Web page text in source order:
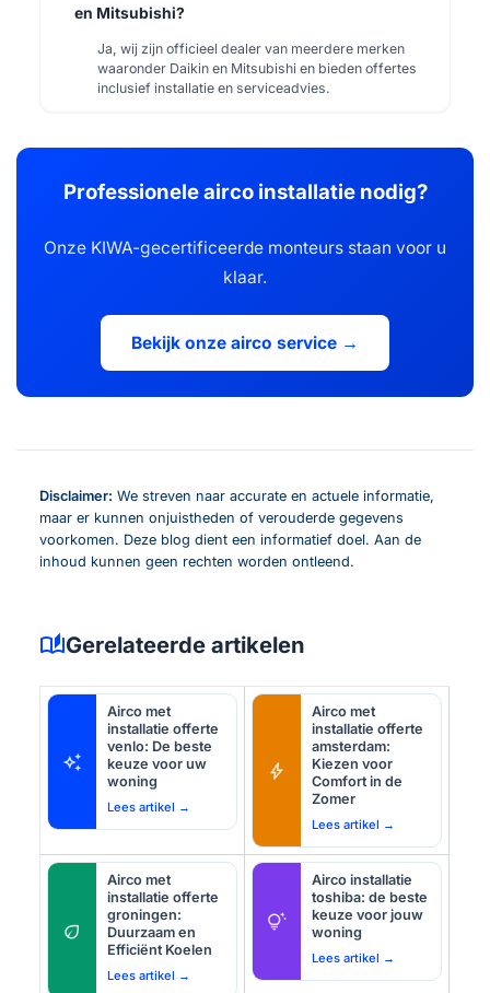
en Mitsubishi?
Ja, wij zijn officieel dealer van meerdere merken
waaronder Daikin en Mitsubishi en bieden offertes
inclusief installatie en serviceadvies.
Professionele airco installatie nodig?
Onze KIWA-gecertificeerde monteurs staan voor u
klaar.
Bekijk onze airco service →
Disclaimer: We streven naar accurate en actuele informatie,
maar er kunnen onjuistheden of verouderde gegevens
voorkomen. Deze blog dient een informatief doel. Aan de
inhoud kunnen geen rechten worden ontleend.
auto_storiesGerelateerde artikelen
auto_awesome
Airco met
installatie offerte
venlo: De beste
keuze voor uw
woning
Lees artikel →
bolt
Airco met
installatie offerte
amsterdam:
Kiezen voor
Comfort in de
Zomer
Lees artikel →
eco
Airco met
installatie offerte
groningen:
Duurzaam en
Efficiënt Koelen
Lees artikel →
tips_and_updates
Airco installatie
toshiba: de beste
keuze voor jouw
woning
Lees artikel →